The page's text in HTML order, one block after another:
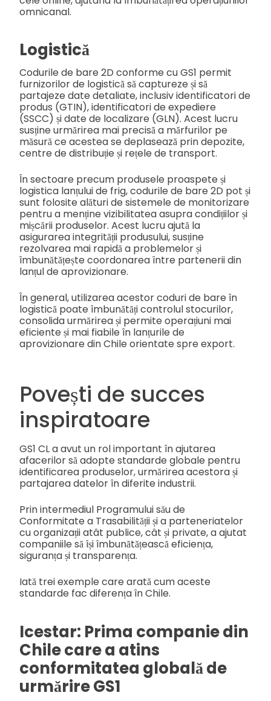
omnicanal.
Logistică
Codurile de bare 2D conforme cu GS1 permit
furnizorilor de logistică să captureze și să
partajeze date detaliate, inclusiv identificatori de
produs (GTIN), identificatori de expediere
(SSCC) și date de localizare (GLN). Acest lucru
susține urmărirea mai precisă a mărfurilor pe
măsură ce acestea se deplasează prin depozite,
centre de distribuție și rețele de transport.
În sectoare precum produsele proaspete și
logistica lanțului de frig, codurile de bare 2D pot și
sunt folosite alături de sistemele de monitorizare
pentru a menține vizibilitatea asupra condițiilor și
mișcării produselor. Acest lucru ajută la
asigurarea integrității produsului, susține
rezolvarea mai rapidă a problemelor și
îmbunătățește coordonarea între partenerii din
lanțul de aprovizionare.
În general, utilizarea acestor coduri de bare în
logistică poate îmbunătăți controlul stocurilor,
consolida urmărirea și permite operațiuni mai
eficiente și mai fiabile în lanțurile de
aprovizionare din Chile orientate spre export.
Povești de succes
inspiratoare
GS1 CL a avut un rol important în ajutarea
afacerilor să adopte standarde globale pentru
identificarea produselor, urmărirea acestora și
partajarea datelor în diferite industrii.
Prin intermediul Programului său de
Conformitate a Trasabilității și a parteneriatelor
cu organizații atât publice, cât și private, a ajutat
companiile să își îmbunătățească eficiența,
siguranța și transparența.
Iată trei exemple care arată cum aceste
standarde fac diferența în Chile.
Icestar: Prima companie din
Chile care a atins
conformitatea globală de
urmărire GS1